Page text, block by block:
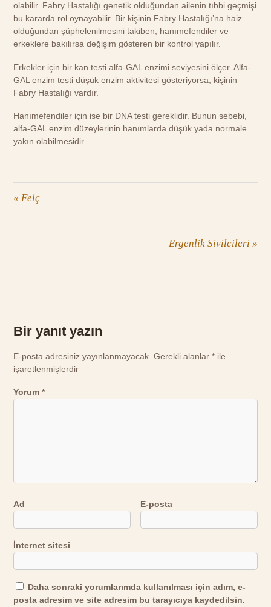
olabilir. Fabry Hastalığı genetik olduğundan ailenin tıbbi geçmişi
bu kararda rol oynayabilir. Bir kişinin Fabry Hastalığı’na haiz
olduğundan şüphelenilmesini takiben, hanımefendiler ve
erkeklere bakılırsa değişim gösteren bir kontrol yapılır.
Erkekler için bir kan testi alfa-GAL enzimi seviyesini ölçer. Alfa-
GAL enzim testi düşük enzim aktivitesi gösteriyorsa, kişinin
Fabry Hastalığı vardır.
Hanımefendiler için ise bir DNA testi gereklidir. Bunun sebebi,
alfa-GAL enzim düzeylerinin hanımlarda düşük yada normale
yakın olabilmesidir.
« Felç
Ergenlik Sivilcileri »
Bir yanıt yazın
E-posta adresiniz yayınlanmayacak. Gerekli alanlar* ile
işaretlenmişlerdir
Yorum*
Ad E-posta
İnternet sitesi
Daha sonraki yorumlarımda kullanılması için adım, e-
posta adresim ve site adresim bu tarayıcıya kaydedilsin.